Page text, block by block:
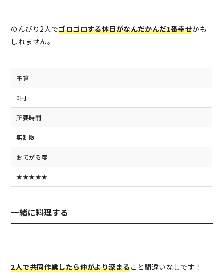
のんびり2人でゴロゴロする休日がなんだかんだ1番幸せかも
しれません。
予算
0円
所要時間
無制限
おてがる度
★★★★★
一緒に料理する
2人で共同作業したら仲がより深まること間違いなしです！